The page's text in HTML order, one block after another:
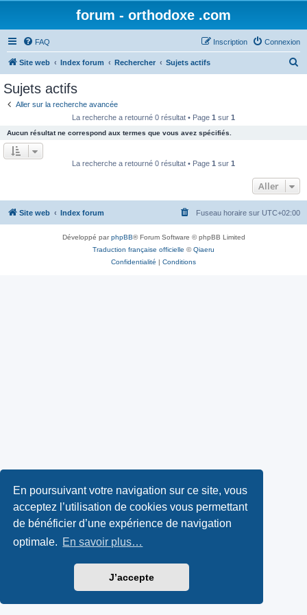
En poursuivant votre navigation sur ce site, vous
acceptez l’utilisation de cookies vous permettant
de bénéficier d’une expérience de navigation
optimale. En savoir plus…
J’accepte
forum - orthodoxe .com
FAQ Connexion
Inscription
Site web Index forum Rechercher Sujets actifs
e
r
Sujets actifs
Aller sur la recherche avancée
La recherche a retourné 0 résultat • Page 1 sur 1
Aucun résultat ne correspond aux termes que vous avez spécifiés.
La recherche a retourné 0 résultat • Page 1 sur 1
Aller
Site web Index forum Fuseau horaire sur UTC+02:00
Développé parphpBB® Forum Software © phpBB Limited
Traduction française officielle ©Qiaeru
Confidentialité | Conditions